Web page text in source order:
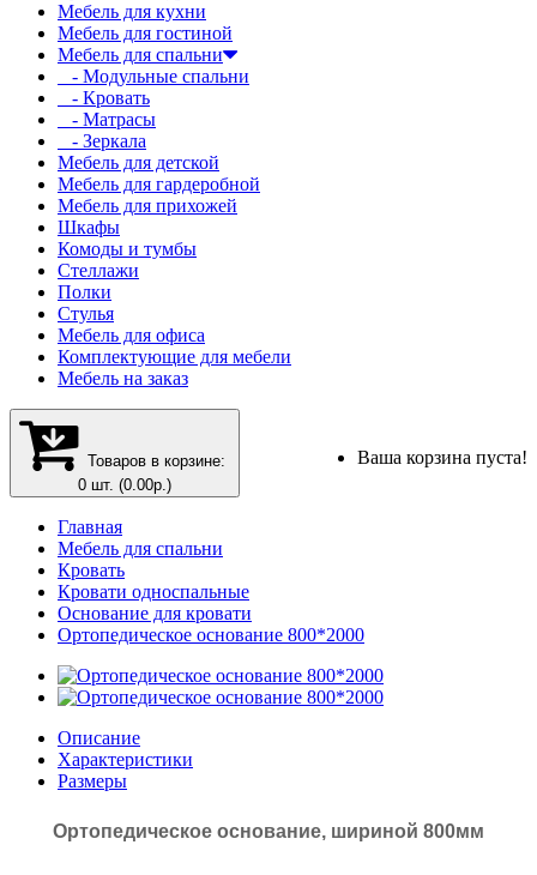
Мебель для кухни
Мебель для гостиной
Мебель для спальни
- Модульные спальни
- Кровать
- Матрасы
- Зеркала
Мебель для детской
Мебель для гардеробной
Мебель для прихожей
Шкафы
Комоды и тумбы
Стеллажи
Полки
Стулья
Мебель для офиса
Комплектующие для мебели
Мебель на заказ
Товаров в корзине:
0 шт. (0.00р.)
Ваша корзина пуста!
Главная
Мебель для спальни
Кровать
Кровати односпальные
Основание для кровати
Ортопедическое основание 800*2000
Описание
Характеристики
Размеры
Ортопедическое основание, шириной 800мм